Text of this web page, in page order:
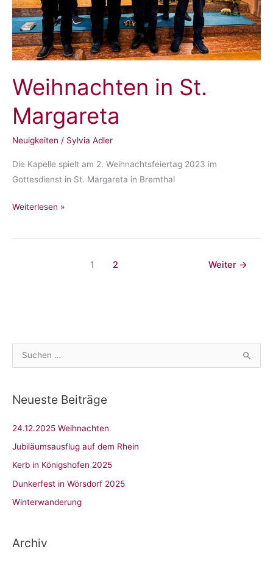
Weihnachten in St.
Margareta
Neuigkeiten / Sylvia Adler
Die Kapelle spielt am 2. Weihnachtsfeiertag 2023 im
Gottesdienst in St. Margareta in Bremthal
Weihnachten
St.
Weiterlesen »
1 2 Weiter →
u
h
n
n
a
c
h
Neueste Beiträge
24.12.2025 Weihnachten
Jubiläumsausflug auf dem Rhein
Kerb in Königshofen 2025
Dunkerfest in Wörsdorf 2025
Winterwanderung
Archiv